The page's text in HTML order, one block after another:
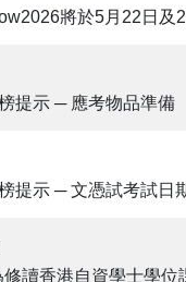
將於5月22日及
提示 ─ 應考物品準備
提示 ─ 文憑試考試日
讀香港自資學士學位